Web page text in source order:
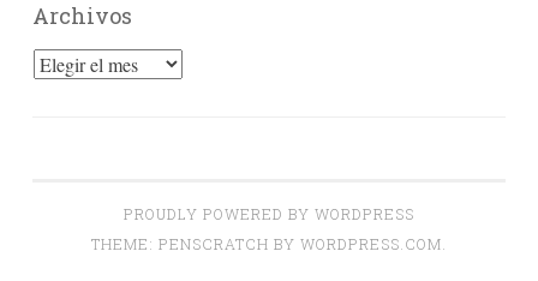
Archivos
Archivos
PROUDLY POWERED BY WORDPRESS
THEME: PENSCRATCH BY WORDPRESS.COM